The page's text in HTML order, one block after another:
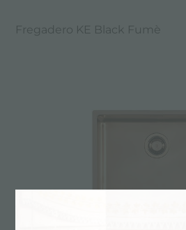
Fregadero KE Black Fumè